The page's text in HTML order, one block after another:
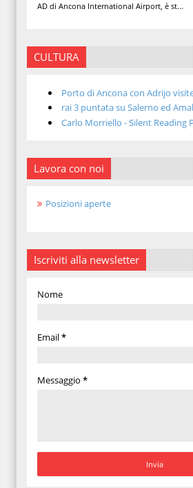
AD di Ancona International Airport, è st...
CULTURA
Porto di Ancona con Adrijo
rai 3 puntata su Salerno ed
Carlo Morriello - Silent Reading
Lavora con noi
Posizioni aperte
Iscriviti alla newsletter
Nome
Email*
Messaggio *